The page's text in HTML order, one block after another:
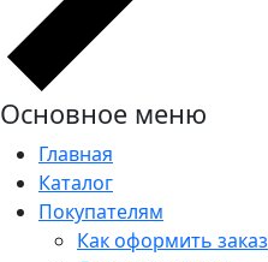
Основное меню
Главная
Каталог
Покупателям
Как оформить заказ